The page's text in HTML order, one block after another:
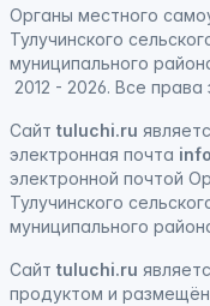
Органы местного
Тулучинского
муниципального
2012 - 2026. Все
Сайт tuluchi.ru
электронная почта
электронной почтой
Тулучинского
муниципального
Сайт tuluchi.ru
продуктом и